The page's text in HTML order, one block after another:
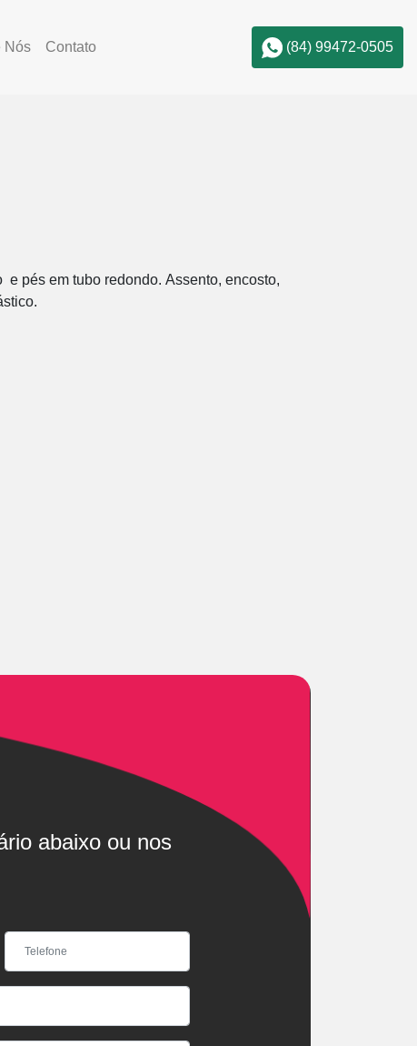
Nós Contato (84) 99472-0505
pés em tubo redondo. Assento, encosto,
abaixo ou nos